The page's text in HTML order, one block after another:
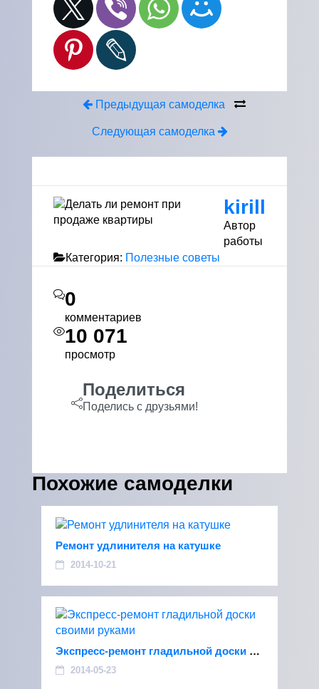
Предыдущая самоделка
Следующая самоделка
kirill
Автор
работы
Категория: Полезные советы
0
комментариев
10 071
просмотр
Поделиться
Поделись с друзьями!
Похожие самоделки
Ремонт удлинителя на катушке
2014-10-21
Экспресс-ремонт гладильной доски своими руками
2014-05-23